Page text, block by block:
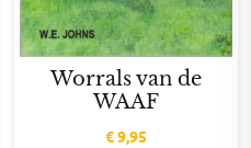
Worrals van de
WAAF
€9,95